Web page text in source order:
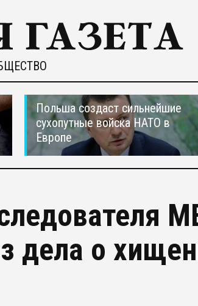
Польша создаст сильнейшие
сухопутные войска НАТО в
Европе
дела о